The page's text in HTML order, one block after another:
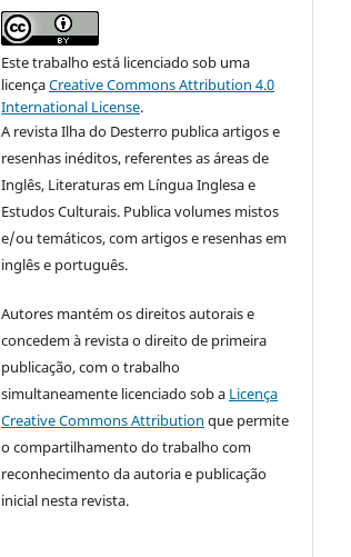
Este trabalho está licenciado sob uma
licençaCreative Commons Attribution 4.0
International License.
A revista Ilha do Desterro publica artigos e
resenhas inéditos, referentes as áreas de
Inglês, Literaturas em Língua Inglesa e
Estudos Culturais. Publica volumes mistos
e/ou temáticos, com artigos e resenhas em
inglês e português.
Autores mantém os direitos autorais e
concedem à revista o direito de primeira
publicação, com o trabalho
simultaneamente licenciado sob a Licença
Creative Commons Attribution que permite
o compartilhamento do trabalho com
reconhecimento da autoria e publicação
inicial nesta revista.